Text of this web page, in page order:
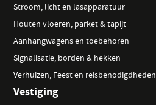
Stroom, licht en lasapparatuur
Houten vloeren, parket & tapijt
Aanhangwagens en toebehoren
Signalisatie, borden & hekken
Verhuizen, Feest en reisbenodigdheden
Vestiging